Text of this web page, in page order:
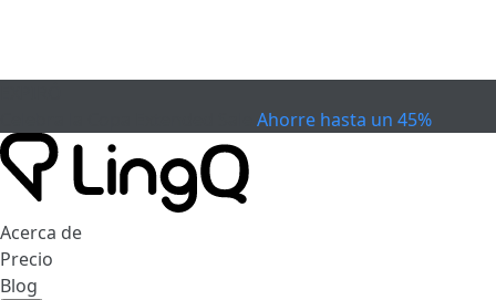
Ahorre hasta un 45%
Acerca de
Precio
Blog